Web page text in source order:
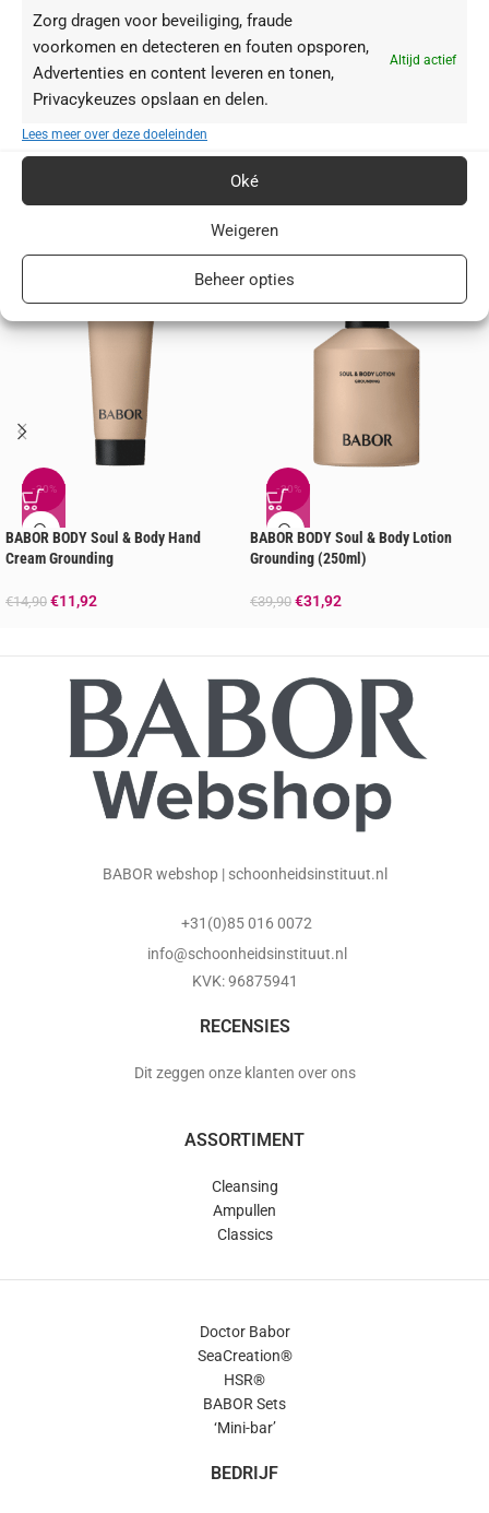
Zorg dragen voor beveiliging, fraude
voorkomen en detecteren en fouten opsporen,
Advertenties en content leveren en tonen,
Privacykeuzes opslaan en delen.
Altijd actief
Lees meer over deze doeleinden
Oké
Weigeren
Beheer opties
Voor gebruik schudden. De olie op je huid aanbrengen en zachtjes
inmasseren. Laat de olie volledig in je huid trekken voordat je je
aankleedt.
Ingrediënten
Je zou ook kunnen houden van …
-20%
BABOR BODY Soul & Body Hand
Cream Grounding
€14,90 €11,92
-20%
BABOR BODY Soul & Body Lotion
Grounding (250ml)
€39,90 €31,92
BABOR webshop | schoonheidsinstituut.nl
+31(0)85 016 0072
info@schoonheidsinstituut.nl
KVK: 96875941
RECENSIES
Dit zeggen onze klanten over ons
ASSORTIMENT
Cleansing
Ampullen
Classics
Doctor Babor
SeaCreation®
HSR®
BABOR Sets
‘Mini-bar’
BEDRIJF